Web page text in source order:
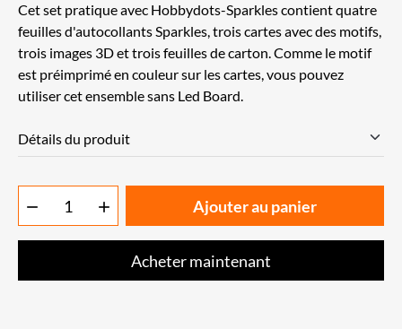
Cet set pratique avec Hobbydots-Sparkles contient quatre
feuilles d'autocollants Sparkles, trois cartes avec des motifs,
trois images 3D et trois feuilles de carton. Comme le motif
est préimprimé en couleur sur les cartes, vous pouvez
utiliser cet ensemble sans Led Board.
Détails du produit
  Ajouter au panier
Acheter maintenant